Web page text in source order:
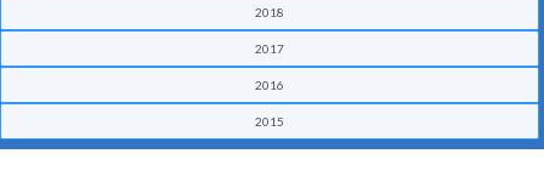
2018
2017
2016
2015